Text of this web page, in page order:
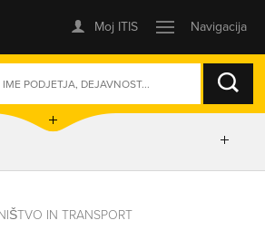
ISKANJE
IN TRANSPORT